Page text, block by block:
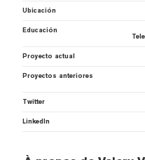
Ubicación
Educación
Proyecto actual
Proyectos anteriores
Twitter
LinkedIn